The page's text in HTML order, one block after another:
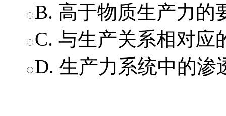
B. 高于物质生产力的
C. 与生产关系相对应
D. 生产力系统中的渗